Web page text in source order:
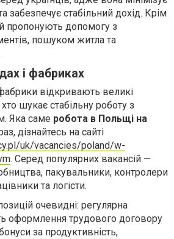
забезпечує стабільний дохід. Крім
пропонують допомогу з
пошуком житла та
і фабриках
відкривають великі
шукає стабільну роботу з
Яка саме робота в Польщі на
дізнайтесь на сайті
uk/vacancies/poland/w-
. Серед популярних вакансій —
пакувальники, контролери
та логісти.
очевидні: регулярна
оформлення трудового договору
за продуктивність,